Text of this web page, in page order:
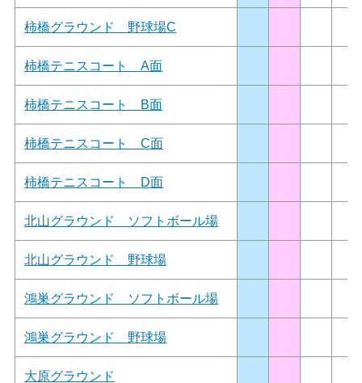
柿橋グラウンド 野球場C
柿橋テニスコート A面
柿橋テニスコート B面
柿橋テニスコート C面
柿橋テニスコート D面
北山グラウンド ソフトボール場
北山グラウンド 野球場
鴻巣グラウンド ソフトボール場
鴻巣グラウンド 野球場
大原グラウンド